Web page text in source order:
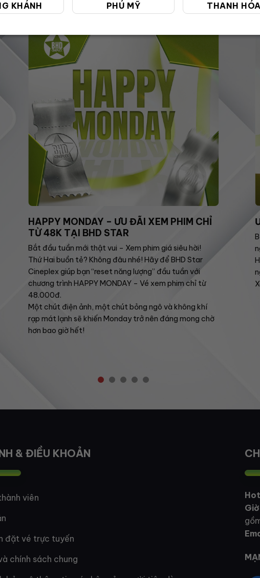
KHÁNH
PHÚ MỸ
THANH HÓA
HAPPY MONDAY – ƯU ĐÃI XEM PHIM CHỈ
TỪ 48K TẠI BHD STAR
Bắt đầu tuần mới thật vui – Xem phim giá siêu hời!
Thứ Hai buồn tẻ? Không đâu nhé! Hãy để BHD Star
Cineplex giúp bạn “reset năng lượng” đầu tuần với
chương trình HAPPY MONDAY – Vé xem phim chỉ từ
48.000đ.
Một chút điện ảnh, một chút bỏng ngô và không khí
rạp mát lạnh sẽ khiến Monday trở nên đáng mong chờ
hơn bao giờ hết!
& ĐIỀU KHOẢN
viên
đặt vé trực tuyến
chính sách chung